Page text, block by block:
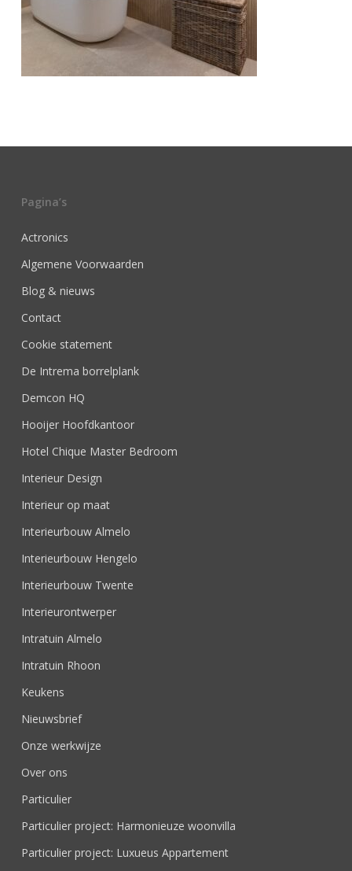
Pagina’s
Actronics
Algemene Voorwaarden
Blog & nieuws
Contact
Cookie statement
De Intrema borrelplank
Demcon HQ
Hooijer Hoofdkantoor
Hotel Chique Master Bedroom
Interieur Design
Interieur op maat
Interieurbouw Almelo
Interieurbouw Hengelo
Interieurbouw Twente
Interieurontwerper
Intratuin Almelo
Intratuin Rhoon
Keukens
Nieuwsbrief
Onze werkwijze
Over ons
Particulier
Particulier project: Harmonieuze woonvilla
Particulier project: Luxueus Appartement